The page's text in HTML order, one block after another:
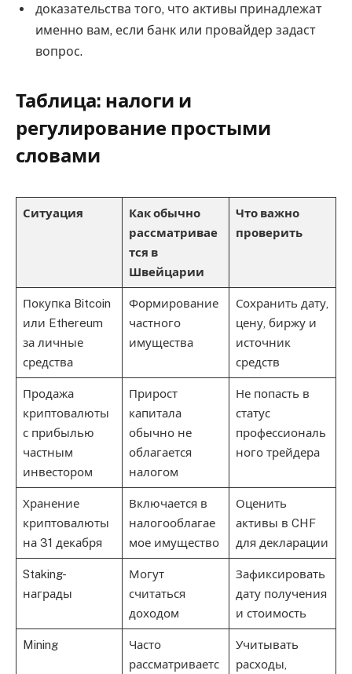
доказательства того, что активы принадлежат
именно вам, если банк или провайдер задаст
вопрос.
Таблица: налоги и
регулирование простыми
словами
Ситуация
Как обычно
рассматривае
тся в
Швейцарии
Что важно
проверить
Покупка Bitcoin
или Ethereum
за личные
средства
Формирование
частного
имущества
Сохранить дату,
цену, биржу и
источник
средств
Продажа
криптовалюты
с прибылью
частным
инвестором
Прирост
капитала
обычно не
облагается
налогом
Не попасть в
статус
профессиональ
ного трейдера
Хранение
криптовалюты
на 31 декабря
Включается в
налогооблагае
мое имущество
Оценить
активы в CHF
для декларации
Staking-
награды
Могут
считаться
доходом
Зафиксировать
дату получения
и стоимость
Mining
Часто
рассматриваетс
Учитывать
расходы,